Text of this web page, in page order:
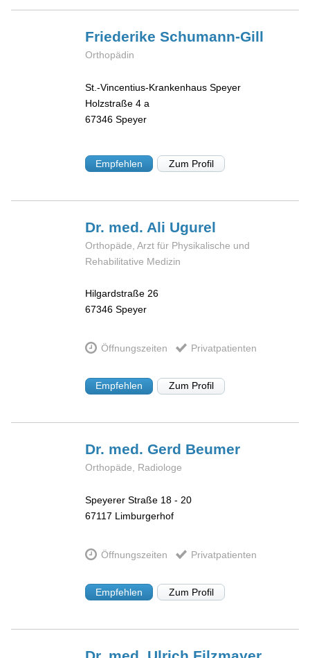
FriederikeSchumann-Gill
Orthopädin
St.-Vincentius-Krankenhaus Speyer
Holzstraße 4 a
67346 Speyer
Empfehlen Zum Profil
Dr. med. Ali Ugurel
Orthopäde, Arzt für Physikalische und
Rehabilitative Medizin
Hilgardstraße 26
67346 Speyer
Öffnungszeiten Privatpatienten
Empfehlen Zum Profil
Dr. med. Gerd Beumer
Orthopäde, Radiologe
Speyerer Straße 18 - 20
67117 Limburgerhof
Öffnungszeiten Privatpatienten
Empfehlen Zum Profil